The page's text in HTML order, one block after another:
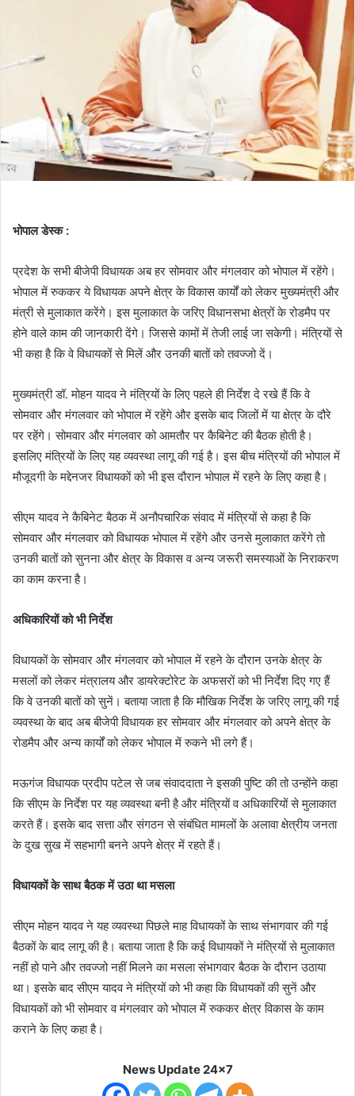
भोपाल डेस्क :
प्रदेश के सभी बीजेपी विधायक अब हर सोमवार और मंगलवार को भोपाल में रहेंगे।
भोपाल में रुककर ये विधायक अपने क्षेत्र के विकास कार्यों को लेकर मुख्यमंत्री और
मंत्री से मुलाकात करेंगे। इस मुलाकात के जरिए विधानसभा क्षेत्रों के रोडमैप पर
होने वाले काम की जानकारी देंगे। जिससे कामों में तेजी लाई जा सकेगी। मंत्रियों से
भी कहा है कि वे विधायकों से मिलें और उनकी बातों को तवज्जो दें।
मुख्यमंत्री डॉ. मोहन यादव ने मंत्रियों के लिए पहले ही निर्देश दे रखे हैं कि वे
सोमवार और मंगलवार को भोपाल में रहेंगे और इसके बाद जिलों में या क्षेत्र के दौरे
पर रहेंगे। सोमवार और मंगलवार को आमतौर पर कैबिनेट की बैठक होती है।
इसलिए मंत्रियों के लिए यह व्यवस्था लागू की गई है। इस बीच मंत्रियों की भोपाल में
मौजूदगी के मद्देनजर विधायकों को भी इस दौरान भोपाल में रहने के लिए कहा है।
सीएम यादव ने कैबिनेट बैठक में अनौपचारिक संवाद में मंत्रियों से कहा है कि
सोमवार और मंगलवार को विधायक भोपाल में रहेंगे और उनसे मुलाकात करेंगे तो
उनकी बातों को सुनना और क्षेत्र के विकास व अन्य जरूरी समस्याओं के निराकरण
का काम करना है।
अधिकारियों को भी निर्देश
विधायकों के सोमवार और मंगलवार को भोपाल में रहने के दौरान उनके क्षेत्र के
मसलों को लेकर मंत्रालय और डायरेक्टोरेट के अफसरों को भी निर्देश दिए गए हैं
कि वे उनकी बातों को सुनें। बताया जाता है कि मौखिक निर्देश के जरिए लागू की गई
व्यवस्था के बाद अब बीजेपी विधायक हर सोमवार और मंगलवार को अपने क्षेत्र के
रोडमैप और अन्य कार्यों को लेकर भोपाल में रुकने भी लगे हैं।
मऊगंज विधायक प्रदीप पटेल से जब संवाददाता ने इसकी पुष्टि की तो उन्होंने कहा
कि सीएम के निर्देश पर यह व्यवस्था बनी है और मंत्रियों व अधिकारियों से मुलाकात
करते हैं। इसके बाद सत्ता और संगठन से संबंधित मामलों के अलावा क्षेत्रीय जनता
के दुख सुख में सहभागी बनने अपने क्षेत्र में रहते हैं।
विधायकों के साथ बैठक में उठा था मसला
सीएम मोहन यादव ने यह व्यवस्था पिछले माह विधायकों के साथ संभागवार की गई
बैठकों के बाद लागू की है। बताया जाता है कि कई विधायकों ने मंत्रियों से मुलाकात
नहीं हो पाने और तवज्जो नहीं मिलने का मसला संभागवार बैठक के दौरान उठाया
था। इसके बाद सीएम यादव ने मंत्रियों को भी कहा कि विधायकों की सुनें और
विधायकों को भी सोमवार व मंगलवार को भोपाल में रुककर क्षेत्र विकास के काम
कराने के लिए कहा है।
News Update 24x7